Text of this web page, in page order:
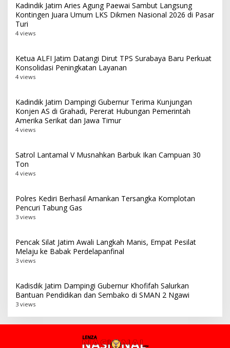
Kadindik Jatim Aries Agung Paewai Sambut Langsung
Kontingen Juara Umum LKS Dikmen Nasional 2026 di Pasar
Turi
4 views
Ketua ALFI Jatim Datangi Dirut TPS Surabaya Baru Perkuat
Konsolidasi Peningkatan Layanan
4 views
Kadindik Jatim Dampingi Gubernur Terima Kunjungan
Konjen AS di Grahadi, Pererat Hubungan Pemerintah
Amerika Serikat dan Jawa Timur
4 views
Satrol Lantamal V Musnahkan Barbuk Ikan Campuan 30
Ton
4 views
Polres Kediri Berhasil Amankan Tersangka Komplotan
Pencuri Tabung Gas
3 views
Pencak Silat Jatim Awali Langkah Manis, Empat Pesilat
Melaju ke Babak Perdelapanfinal
3 views
Kadisdik Jatim Dampingi Gubernur Khofifah Salurkan
Bantuan Pendidikan dan Sembako di SMAN 2 Ngawi
3 views